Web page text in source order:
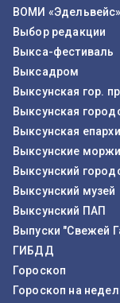
ВОМИ «Эдельвейс»
Выбор редакции
Выкса-фестиваль
Выксадром
Выксунская гор.
Выксунская
Выксунская
Выксунские моржи
Выксунский
Выксунский музей
Выксунский ПАП
Выпуски "Свежей
ГИБДД
Гороскоп
Гороскоп на